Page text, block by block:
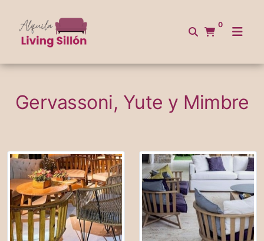
0
Gervassoni, Yute y Mimbre